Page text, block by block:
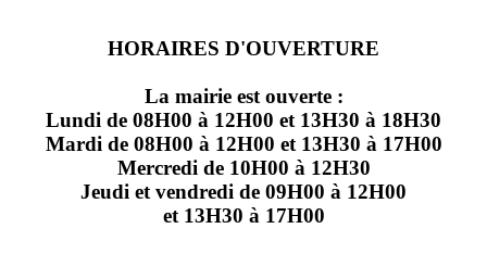
HORAIRES D'OUVERTURE
La mairie est ouverte :
Lundi de 08H00 à 12H00 et 13H30 à 18H30
Mardi de 08H00 à 12H00 et 13H30 à 17H00
Mercredi de 10H00 à 12H30
Jeudi et vendredi de 09H00 à 12H00
et 13H30 à 17H00